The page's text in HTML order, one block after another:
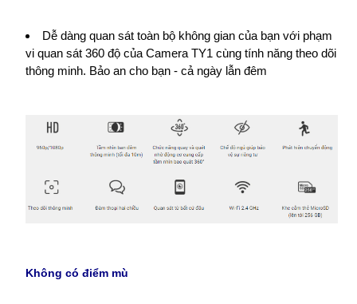
Dễ dàng quan sát toàn bộ không gian của bạn với phạm
vi quan sát 360 độ của Camera TY1 cùng tính năng theo dõi
thông minh. Bảo an cho bạn - cả ngày lẫn đêm
Không có điểm mù